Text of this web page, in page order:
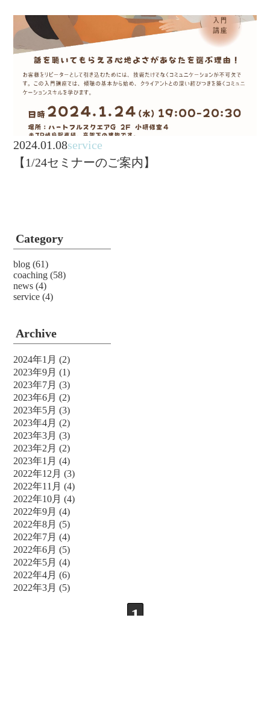
Category
blog (61)
coaching (58)
news (4)
service (4)
Archive
2024年1月 (2)
2023年9月 (1)
2023年7月 (3)
2023年6月 (2)
2023年5月 (3)
2023年4月 (2)
2023年3月 (3)
2023年2月 (2)
2023年1月 (4)
2022年12月 (3)
2022年11月 (4)
2022年10月 (4)
2022年9月 (4)
2022年8月 (5)
2022年7月 (4)
2022年6月 (5)
2022年5月 (4)
2022年4月 (6)
2022年3月 (5)
2024.01.08service
【1/24セミナーのご案内】
1